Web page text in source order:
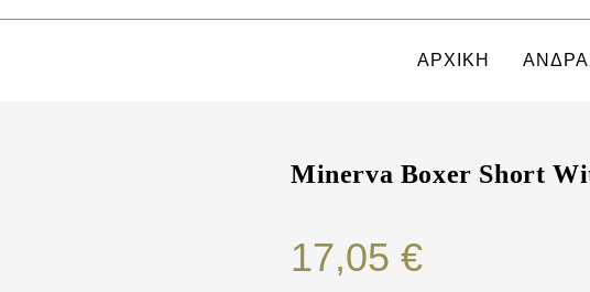
ΑΡΧΙΚΗ
Minerva Boxer Short
17,05 €